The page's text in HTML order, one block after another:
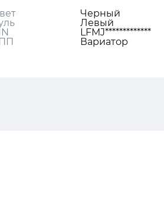
Черный
Левый
LFMJ*************
Вариатор